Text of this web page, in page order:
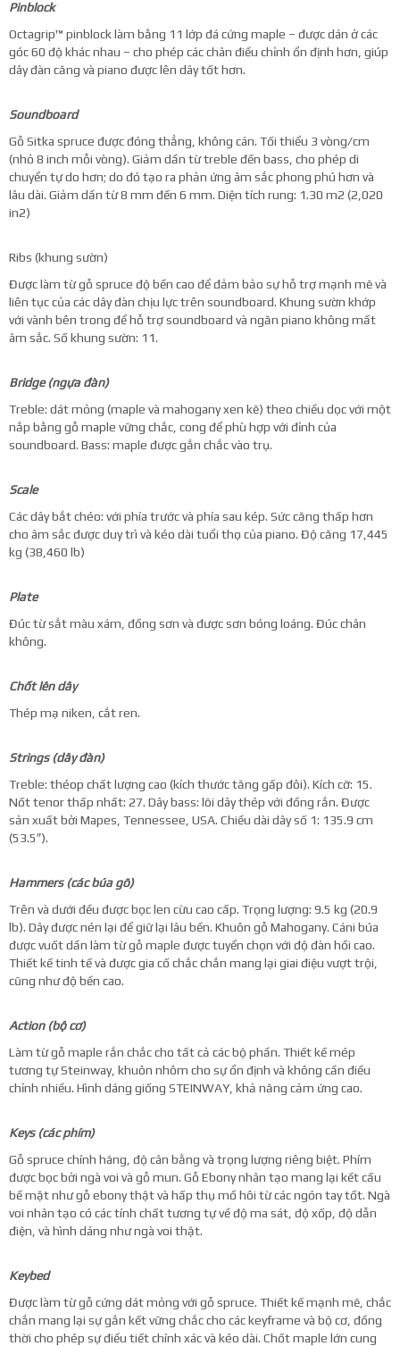
Pinblock
Octagrip™ pinblock làm bằng 11 lớp đá cứng maple – được dán ở các
góc 60 độ khác nhau – cho phép các chân điều chỉnh ổn định hơn, giúp
dây đàn căng và piano được lên dây tốt hơn.
Soundboard
Gỗ Sitka spruce được đóng thẳng, không cán. Tối thiểu 3 vòng/cm
(nhỏ 8 inch mỗi vòng). Giảm dần từ treble đến bass, cho phép di
chuyển tự do hơn; do đó tạo ra phản ứng âm sắc phong phú hơn và
lâu dài. Giảm dần từ 8 mm đến 6 mm. Diện tích rung: 1.30 m2 (2,020
in2)
Ribs (khung sườn)
Được làm từ gỗ spruce độ bền cao để đảm bảo sự hỗ trợ mạnh mẽ và
liên tục của các dây đàn chịu lực trên soundboard. Khung sườn khớp
với vành bên trong để hỗ trợ soundboard và ngăn piano không mất
âm sắc. Số khung sườn: 11.
Bridge (ngựa đàn)
Treble: dát mỏng (maple và mahogany xen kẽ) theo chiều dọc với một
nắp bằng gỗ maple vững chắc, cong để phù hợp với đỉnh của
soundboard. Bass: maple được gắn chắc vào trụ.
Scale
Các dây bắt chéo: với phía trước và phía sau kép. Sức căng thấp hơn
cho âm sắc được duy trì và kéo dài tuổi thọ của piano. Độ căng 17,445
kg (38,460 lb)
Plate
Đúc từ sắt màu xám, đồng sơn và được sơn bóng loáng. Đúc chân
không.
Chốt lên dây
Thép mạ niken, cắt ren.
Strings (dây đàn)
Treble: théop chất lượng cao (kích thước tăng gấp đôi). Kích cỡ: 15.
Nốt tenor thấp nhất: 27. Dây bass: lõi dây thép với đồng rắn. Được
sản xuất bởi Mapes, Tennessee, USA. Chiều dài dây số 1: 135.9 cm
(53.5″).
Hammers (các búa gõ)
Trên và dưới đều được bọc len cừu cao cấp. Trọng lượng: 9.5 kg (20.9
lb). Dây được nén lại để giữ lại lâu bền. Khuôn gỗ Mahogany. Cáni búa
được vuốt dần làm từ gỗ maple được tuyển chọn với độ đàn hồi cao.
Thiết kế tinh tế và được gia cố chắc chắn mang lại giai điệu vượt trội,
cũng như độ bền cao.
Action (bộ cơ)
Làm từ gỗ maple rắn chắc cho tất cả các bộ phần. Thiết kế mép
tương tự Steinway, khuôn nhôm cho sự ổn định và không cần điều
chỉnh nhiều. Hình dáng giống STEINWAY, khả năng cảm ứng cao.
Keys (các phím)
Gỗ spruce chính hãng, độ cân bằng và trọng lượng riêng biệt. Phím
được bọc bởi ngà voi và gỗ mun. Gỗ Ebony nhân tạo mang lại kết cấu
bề mặt như gỗ ebony thật và hấp thụ mồ hôi từ các ngón tay tốt. Ngà
voi nhân tạo có các tính chất tương tự về độ ma sát, độ xốp, độ dẫn
điện, và hình dáng như ngà voi thật.
Keybed
Được làm từ gỗ cứng dát mỏng với gỗ spruce. Thiết kế mạnh mẽ, chắc
chắn mang lại sự gắn kết vững chắc cho các keyframe và bộ cơ, đồng
thời cho phép sự điều tiết chính xác và kéo dài. Chốt maple lớn cung